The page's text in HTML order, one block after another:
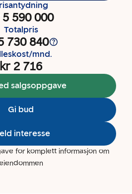
5 590 000
Totalpris
730 840
mnd.
kr 2 716
salgsoppgave
Gi bud
interesse
for komplett informasjon om